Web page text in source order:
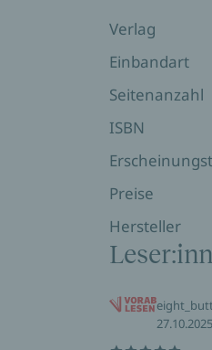
bereithält,
Vor allem
Verlag
Einbandart
Seitenanzahl
ISBN
Preise
Hersteller
27.10.2025